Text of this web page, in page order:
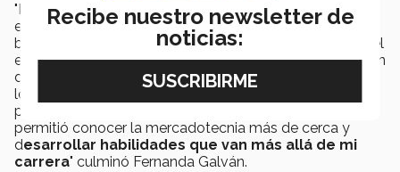
"Realizamos en equipos multidisciplinariosvarias
estrategias para mejorar la percepciónde precios
bajos, todas basadas en la información que nos arrojó el
estudio de mercado que realizamos. La implementación
de dichas
estrategiassiempre nos planteo
los cuales todos los equipos debimos sobreponernos
para continuar con nuestra labor. Fue un trabajo que me
permitió conocer la mercadotecnia más de cerca y
desarrollar habilidades que van más allá de mi
carrera" culminó Fernanda Galván.
Recibe nuestro newsletter de
noticias: